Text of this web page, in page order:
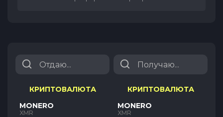
КРИПТОВАЛЮТА
MONERO
XMR
КРИПТОВАЛЮТА
MONERO
XMR